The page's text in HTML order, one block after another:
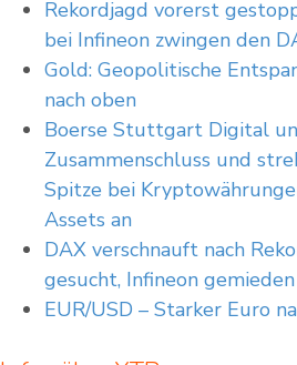
Rekordjagd vorerst
bei Infineon zwingen den
Gold: Geopolitische
nach oben
Boerse Stuttgart Digital
Zusammenschluss und
Spitze bei
Assets an
DAX verschnauft nach
gesucht, Infineon gemieden
EUR/USD – Starker Euro